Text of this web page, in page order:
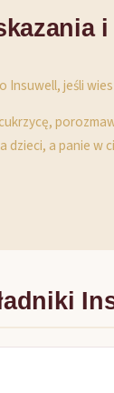
Insuwell, jeśli
dzieci, a panie w